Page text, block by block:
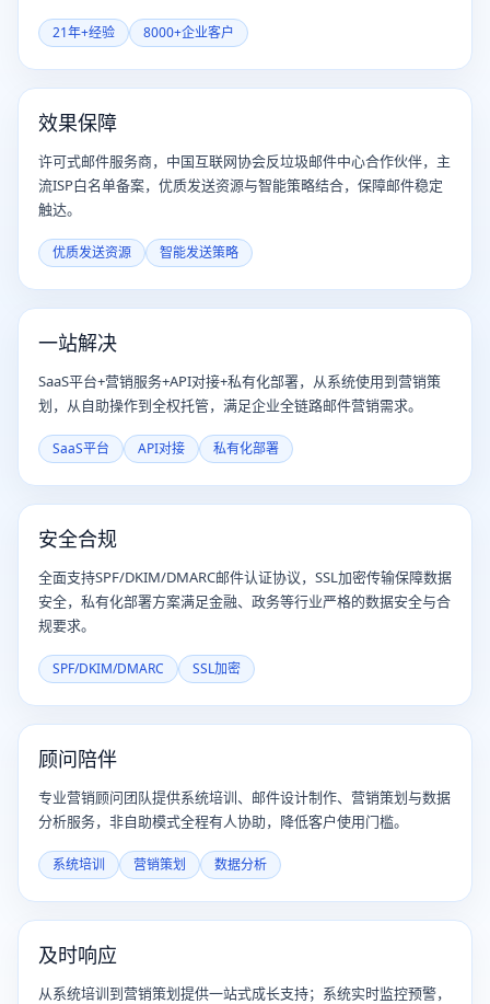
21年+经验 8000+企业客户
效果保障
许可式邮件服务商，中国互联网协会反垃圾邮件中心合作伙伴，主
流ISP白名单备案，优质发送资源与智能策略结合，保障邮件稳定
触达。
优质发送资源 智能发送策略
一站解决
SaaS平台+营销服务+API对接+私有化部署，从系统使用到营销策
划，从自助操作到全权托管，满足企业全链路邮件营销需求。
SaaS平台 API对接 私有化部署
安全合规
全面支持SPF/DKIM/DMARC邮件认证协议，SSL加密传输保障数据
安全，私有化部署方案满足金融、政务等行业严格的数据安全与合
规要求。
SPF/DKIM/DMARC SSL加密
顾问陪伴
专业营销顾问团队提供系统培训、邮件设计制作、营销策划与数据
分析服务，非自助模式全程有人协助，降低客户使用门槛。
系统培训 营销策划 数据分析
及时响应
从系统培训到营销策划提供一站式成长支持；系统实时监控预警，